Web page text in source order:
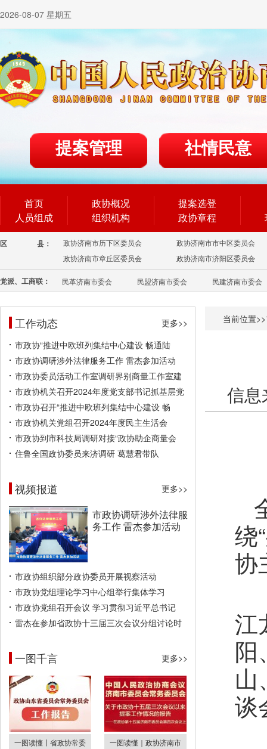
2026-08-07 星期五
提案管理 社情民意
首页
人员组成
政协概况
组织机构
提案选登
政协章程
区 县： 政协济南市历下区委员会
政协济南市市中区委员会
政协济南市章丘区委员会
政协济南市济阳区委员会
党派、工商联： 民革济南市委会 民盟济南市委会 民建济南市委会
工作动态
更多>>
市政协“推进中欧班列集结中心建设 畅通陆
市政协调研涉外法律服务工作 雷杰参加活动
市政协委员活动工作室调研界别商量工作室建
市政协机关召开2024年度党支部书记抓基层党
市政协召开“推进中欧班列集结中心建设 畅
市政协机关党组召开2024年度民主生活会
市政协到市科技局调研对接“政协助企商量会
住鲁全国政协委员来济调研 葛慧君带队
视频报道 更多>>
市政协调研涉外法律服
务工作 雷杰参加活动
市政协组织部分政协委员开展视察活动
市政协党组理论学习中心组举行集体学习
市政协党组召开会议 学习贯彻习近平总书记
雷杰在参加省政协十三届三次会议分组讨论时
一图千言 更多>>
一图读懂丨省政协常委 一图读懂｜政协济南市
当前位置>>
信息
绕
协
江
阳
山
谈